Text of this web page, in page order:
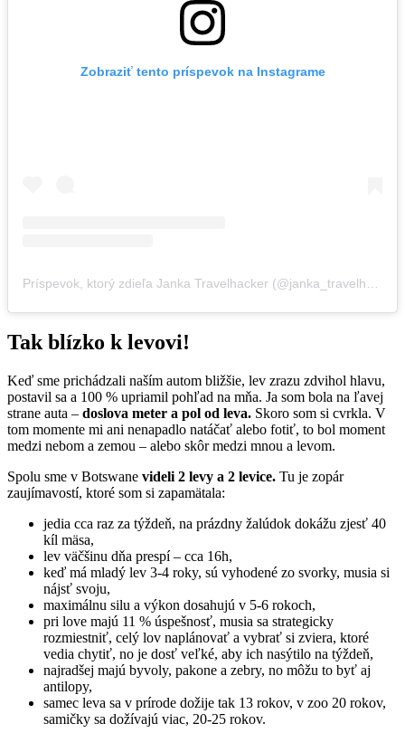
Zobraziť tento príspevok na Instagrame
Tak blízko k levovi!
Keď sme prichádzali naším autom bližšie, lev zrazu zdvihol hlavu,
postavil sa a 100 % upriamil pohľad na mňa. Ja som bola na ľavej
strane auta – doslova meter a pol od leva. Skoro som si cvrkla. V
tom momente mi ani nenapadlo natáčať alebo fotiť, to bol moment
medzi nebom a zemou – alebo skôr medzi mnou a levom.
Spolu sme v Botswane videli 2 levy a 2 levice. Tu je zopár
zaujímavostí, ktoré som si zapamätala:
jedia cca raz za týždeň, na prázdny žalúdok dokážu zjesť 40
kíl mäsa,
lev väčšinu dňa prespí – cca 16h,
keď má mladý lev 3-4 roky, sú vyhodené zo svorky, musia si
nájsť svoju,
maximálnu silu a výkon dosahujú v 5-6 rokoch,
pri love majú 11 % úspešnosť, musia sa strategicky
rozmiestniť, celý lov naplánovať a vybrať si zviera, ktoré
vedia chytiť, no je dosť veľké, aby ich nasýtilo na týždeň,
najradšej majú byvoly, pakone a zebry, no môžu to byť aj
antilopy,
samec leva sa v prírode dožije tak 13 rokov, v zoo 20 rokov,
samičky sa dožívajú viac, 20-25 rokov.